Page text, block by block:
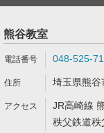
熊谷教室
048-525-
埼玉県熊
JR高崎線
秩父鉄道